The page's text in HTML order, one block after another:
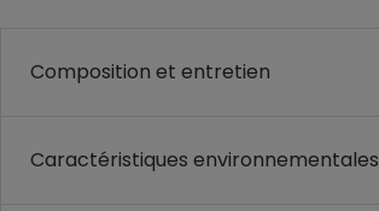
Composition et entretien
Caractéristiques environnementales